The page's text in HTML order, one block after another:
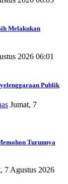
Melakukan
2026 06:01
Publik
Jumat, 7
Turunnya
7 Agustus 2026